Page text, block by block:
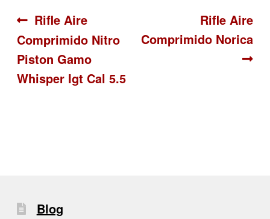
Navegación
de
entradas
Anterior:
Rifle Aire
Comprimido Nitro
Piston Gamo
Whisper Igt Cal 5.5
Siguiente:
Rifle Aire
Comprimido Norica
Blog